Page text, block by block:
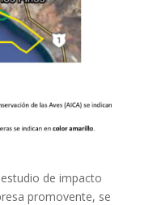
de impacto
promovente, se